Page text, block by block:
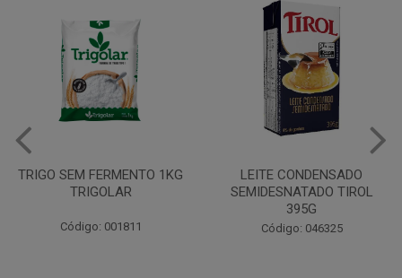
LEITE CONDENSADO
SEMIDESNATADO TIROL
Código: 046325
CHANTILINHO EM PO 400G
MIX
Código: 037442